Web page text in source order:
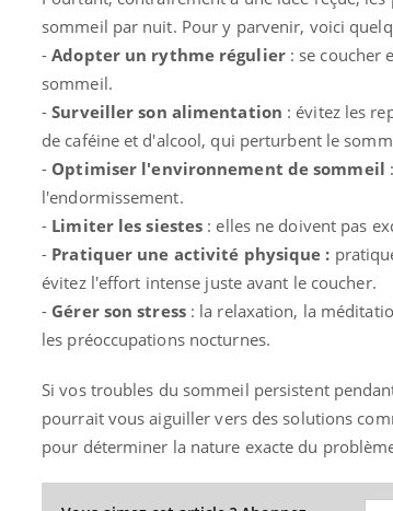
sommeil par nuit. Pour y parvenir, voici
-Adopter un rythme régulier: se coucher
sommeil.
-Surveiller son alimentation : évitez les
de caféine et d'alcool, qui perturbent le
- Optimiser l'environnement de sommeil
l'endormissement.
- Limiter les siestes : elles ne doivent pas
- Pratiquer une activité physique :
évitez l'effort intense juste avant le coucher.
- Gérer son stress: la relaxation, la
les préoccupations nocturnes.
Si vos troubles du sommeil persistent
pourrait vous aiguiller vers des solutions
pour déterminer la nature exacte du